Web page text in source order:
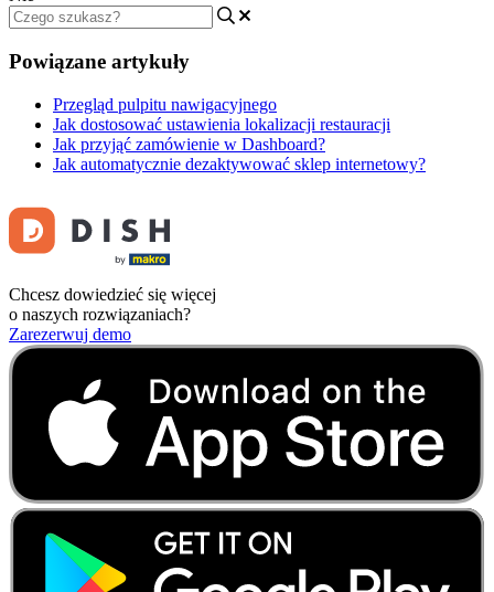
Powiązane artykuły
Przegląd pulpitu nawigacyjnego
Jak dostosować ustawienia lokalizacji restauracji
Jak przyjąć zamówienie w Dashboard?
Jak automatycznie dezaktywować sklep internetowy?
Chcesz dowiedzieć się więcej
o naszych rozwiązaniach?
Zarezerwuj demo